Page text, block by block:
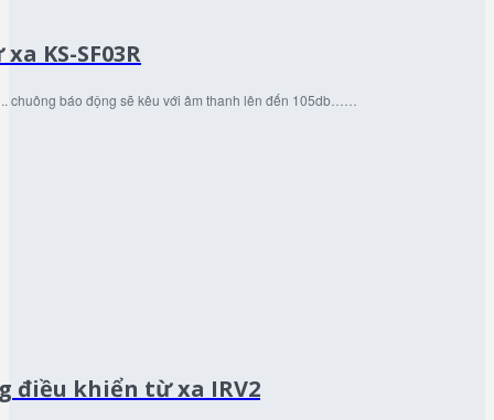
KS-SF03R
chuông báo động sẽ kêu với âm thanh lên đến 105db……
điều khiển từ xa IRV2